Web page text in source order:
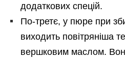
додаткових спецій.
По-третє, у пюре при
виходить повітряніша
вершковим маслом.